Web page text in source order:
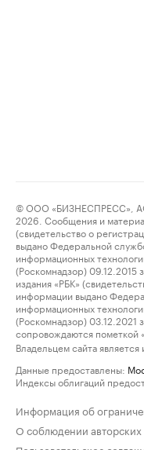
© ООО «БИЗНЕСПРЕСС»,
2026. Сообщения и
(свидетельство о
выдано Федеральной
информационных
(Роскомнадзор)
издания «РБК»
информации выдано
информационных
(Роскомнадзор)
сопровождаются пометкой
Владельцем сайта
Данные предоставлены:
Индексы облигаций
Информация об
О соблюдении авторских